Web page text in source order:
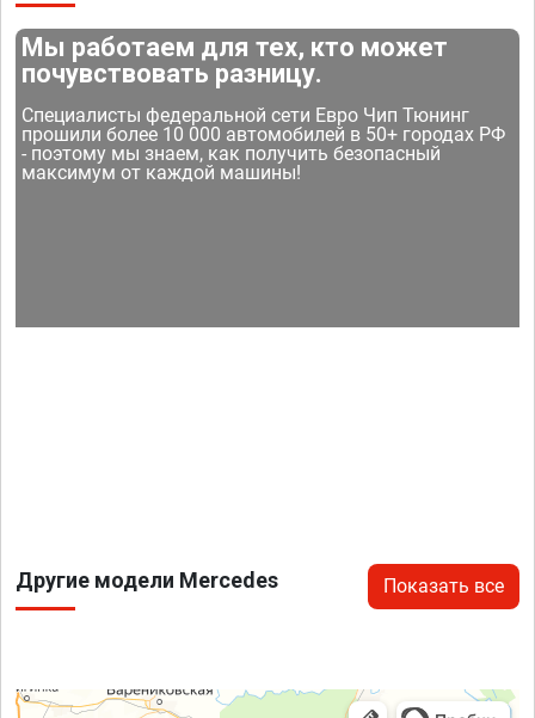
Мы работаем для тех, кто может
почувствовать разницу.
Специалисты федеральной сети Евро Чип Тюнинг
прошили более 10 000 автомобилей в 50+ городах РФ
- поэтому мы знаем, как получить безопасный
максимум от каждой машины!
Другие модели Mercedes Показать все